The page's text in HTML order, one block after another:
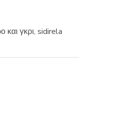
και γκρι, sidirela